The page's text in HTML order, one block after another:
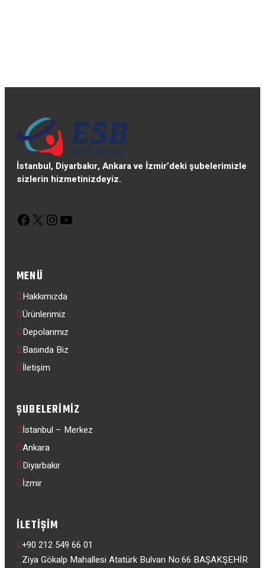
İstanbul, Diyarbakır, Ankara ve İzmir’deki şubelerimizle
sizlerin hizmetinizdeyiz.
Facebook
X Instagram
YouTube
MENÜ
Hakkımızda
Ürünlerimiz
Depolarımız
Basında Biz
İletişim
ŞUBELERIMIZ
İstanbul – Merkez
Ankara
Diyarbakır
İzmir
İLETIŞIM
+90 212 549 66 01
Ziya Gökalp Mahallesi Atatürk Bulvarı No:66 BAŞAKŞEHİR